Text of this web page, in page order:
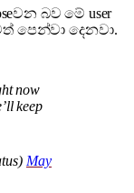
බව මේ ‍user
පෙන්වා දෙනවා.
now
keep
May